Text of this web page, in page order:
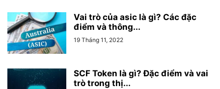
Vai trò của asic là gì? Các đặc
điểm và thông...
19 Tháng 11, 2022
SCF Token là gì? Đặc điểm và vai
trò trong thị...